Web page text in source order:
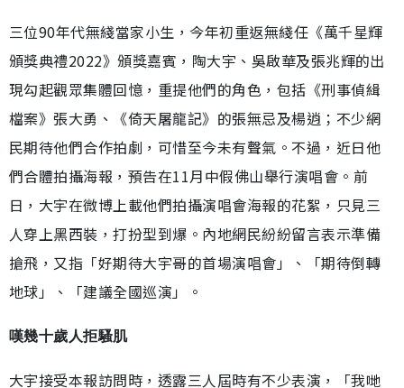
三位90年代無綫當家小生，今年初重返無綫任《萬千星輝
頒獎典禮2022》頒獎嘉賓，陶大宇、吳啟華及張兆輝的出
現勾起觀眾集體回憶，重提他們的角色，包括《刑事偵緝
檔案》張大勇、《倚天屠龍記》的張無忌及楊逍；不少網
民期待他們合作拍劇，可惜至今未有聲氣。不過，近日他
們合體拍攝海報，預告在11月中假佛山舉行演唱會。前
日，大宇在微博上載他們拍攝演唱會海報的花絮，只見三
人穿上黑西裝，打扮型到爆。內地網民紛紛留言表示準備
搶飛，又指「好期待大宇哥的首場演唱會」、「期待倒轉
地球」、「建議全國巡演」。
嘆幾十歲人拒騷肌
大宇接受本報訪問時，透露三人屆時有不少表演，「我哋